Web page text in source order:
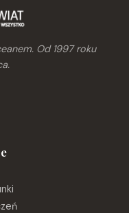
Od 1997 roku